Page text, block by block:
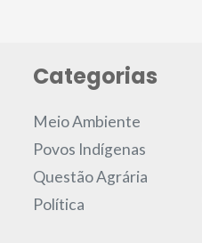
Categorias
Meio Ambiente
Povos Indígenas
Questão Agrária
Política